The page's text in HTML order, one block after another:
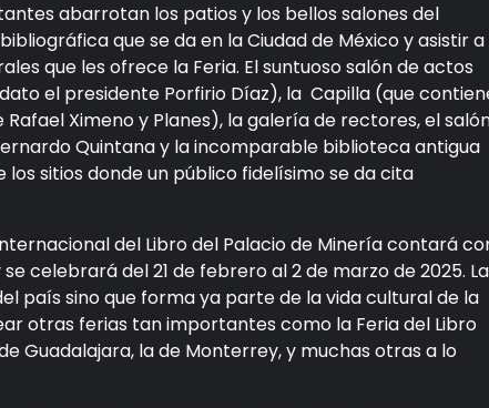
abarrotan los patios y los bellos salones del
que se da en la Ciudad de México y asistir a
que les ofrece la Feria. El suntuoso salón de actos
el presidente Porfirio Díaz), la Capilla (que
Rafael Ximeno y Planes), la galería de rectores, el
Quintana y la incomparable biblioteca antigua
sitios donde un público fidelísimo se da cita
del Libro del Palacio de Minería contará
celebrará del 21 de febrero al 2 de marzo de 2025. La
país sino que forma ya parte de la vida cultural de la
otras ferias tan importantes como la Feria del Libro
Guadalajara, la de Monterrey, y muchas otras a lo